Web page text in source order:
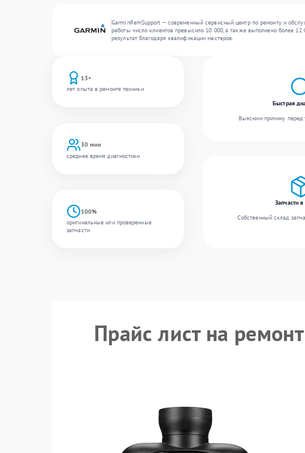
GarminRemSupport — современный сервисный центр по ремонту и
работы число клиентов превысило 10 000, а также выполнено более
результат благодаря квалификации мастеров.
13+
лет опыта в ремонте техники
30 мин
среднее время диагностики
100%
оригинальные или проверенные
запчасти
Быстрая
Выясним причину перед
Запчасти
Собственный склад
Прайс лист на